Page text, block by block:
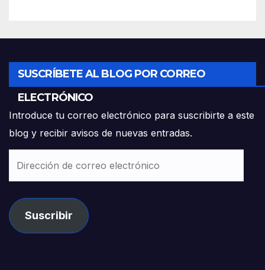
SUSCRÍBETE AL BLOG POR CORREO
ELECTRÓNICO
Introduce tu correo electrónico para suscribirte a este
blog y recibir avisos de nuevas entradas.
electrónico
Suscribir